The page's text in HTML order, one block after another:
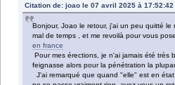
Citation de: joao le 07 avril 2025 à 17:52:42
Bonjour, Joao le retour, j'ai un peu quitté
mal de temps , et me revoilà pour vous
en france
Pour mes érections, je n'ai jamais été très
feignasse alors pour la pénétration la
J'ai remarqué que quand "elle" est en